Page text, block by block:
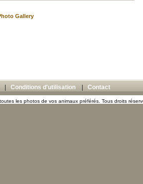
Gallery
Conditions d'utilisation Contact
les photos de vos animaux préférés. Tous droits